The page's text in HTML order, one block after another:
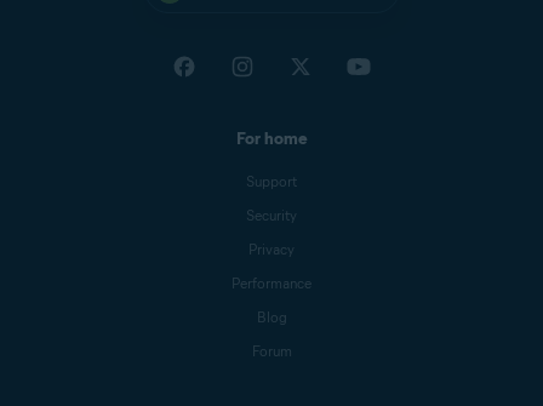
For home
Support
Security
Privacy
Performance
Blog
Forum